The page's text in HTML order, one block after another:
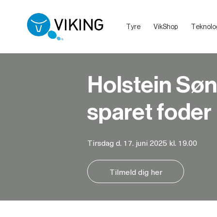
Tyre VikShop
Holstein
sparet foder
Tirsdag d. 17. juni 2025 kl. 19.00
Tilmeld dig her